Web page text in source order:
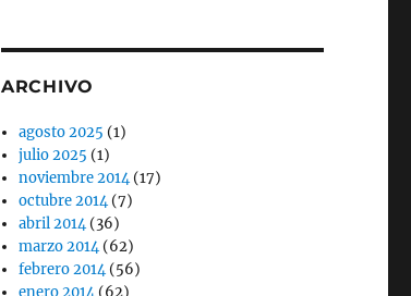
ARCHIVO
agosto 2025 (1)
julio 2025 (1)
noviembre 2014(17)
octubre 2014(7)
abril 2014(36)
marzo 2014(62)
febrero 2014(56)
enero 2014(62)